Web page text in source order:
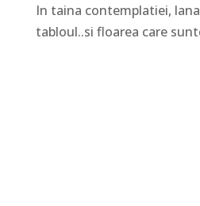
In taina contemplatiei,
tabloul..si floarea care